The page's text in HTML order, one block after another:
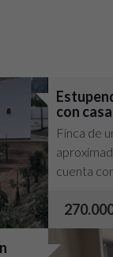
con
Finca de
cuenta